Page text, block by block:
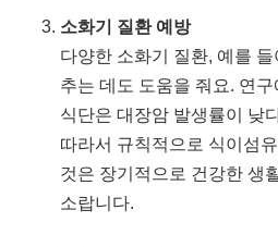
소화기 질환 예방
다양한 소화기 질환, 예를
추는 데도 도움을 줘요. 연
식단은 대장암 발생률이 낮
따라서 규칙적으로 식이섬
것은 장기적으로 건강한 생
소랍니다.